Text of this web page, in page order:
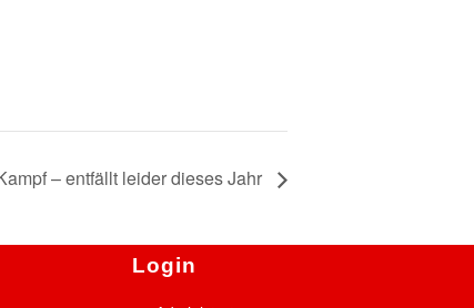
– entfällt leider dieses Jahr
Login